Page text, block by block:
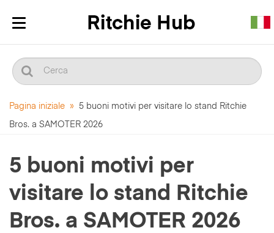
Mostra/nascondi
Pagina iniziale » 5 buoni motivi per visitare lo stand Ritchie
Bros. a SAMOTER 2026
5 buoni motivi per
visitare lo stand Ritchie
Bros. a SAMOTER 2026